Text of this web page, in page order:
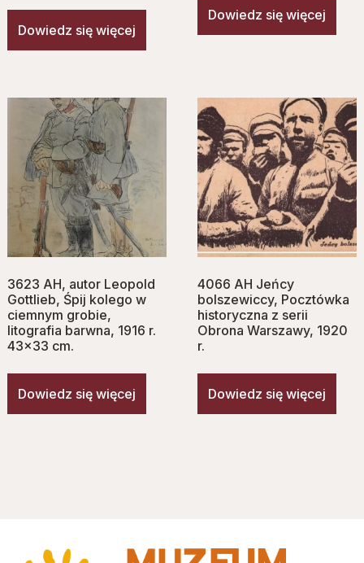
Dowiedz się więcej
Dowiedz się więcej
3623 AH, autor Leopold
Gottlieb, Śpij kolego w
ciemnym grobie,
litografia barwna, 1916 r.
43×33 cm.
Dowiedz się więcej
4066 AH Jeńcy
bolszewiccy, Pocztówka
historyczna z serii
Obrona Warszawy, 1920
r.
Dowiedz się więcej